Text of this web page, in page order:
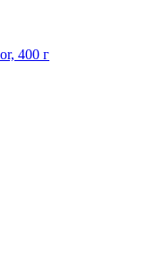
400 г